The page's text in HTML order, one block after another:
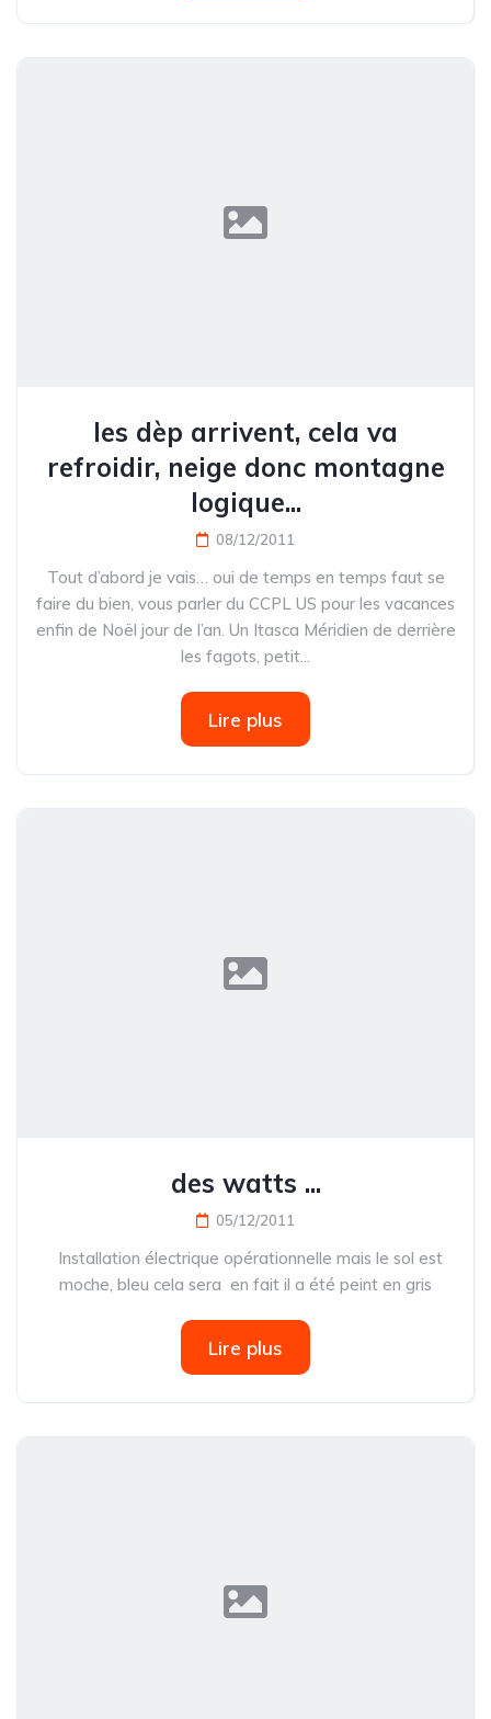
les dèp arrivent, cela va
refroidir, neige donc montagne
logique...
08/12/2011
Tout d’abord je vais… oui de temps en temps faut se
faire du bien, vous parler du CCPL US pour les vacances
enfin de Noël jour de l’an. Un Itasca Méridien de derrière
les fagots, petit...
Lire plus
des watts ...
05/12/2011
Installation électrique opérationnelle mais le sol est
moche, bleu cela sera en fait il a été peint en gris
Lire plus